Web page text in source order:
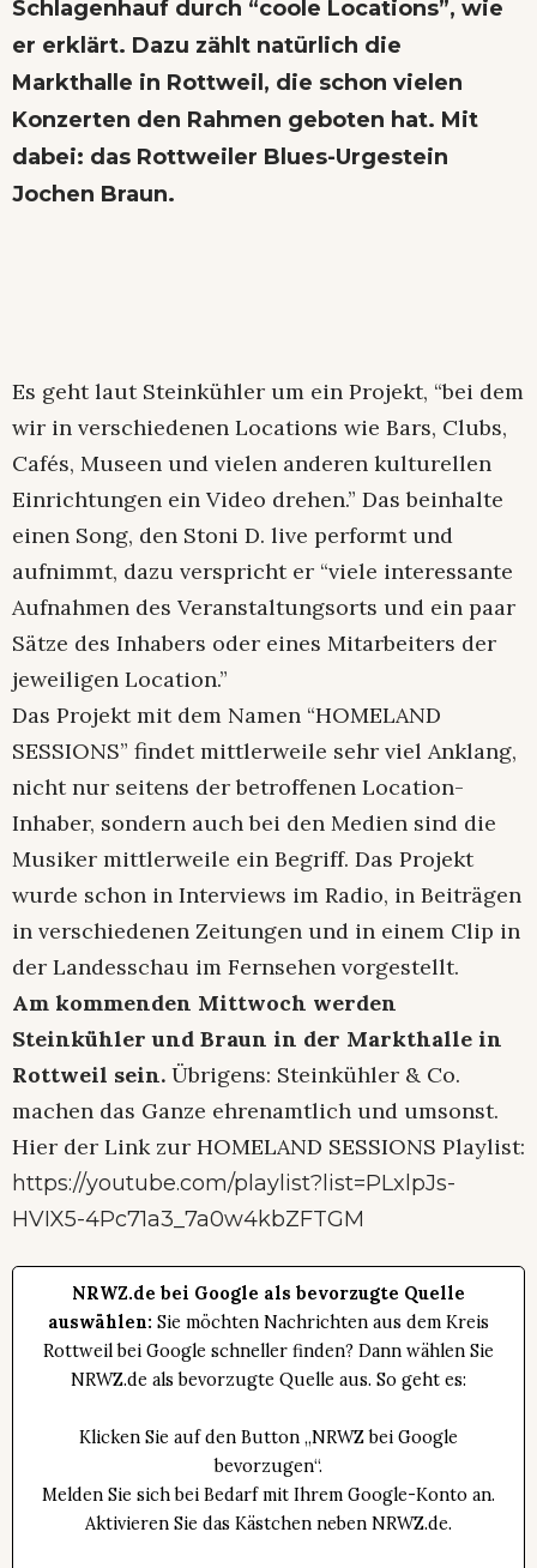
Schlagenhauf durch “coole Locations”, wie
er erklärt. Dazu zählt natürlich die
Markthalle in Rottweil, die schon vielen
Konzerten den Rahmen geboten hat. Mit
dabei: das Rottweiler Blues-Urgestein
Jochen Braun.
Es geht laut Steinkühler um ein Projekt, “bei dem
wir in verschiedenen Locations wie Bars, Clubs,
Cafés, Museen und vielen anderen kulturellen
Einrichtungen ein Video drehen.” Das beinhalte
einen Song, den Stoni D. live performt und
aufnimmt, dazu verspricht er “viele interessante
Aufnahmen des Veranstaltungsorts und ein paar
Sätze des Inhabers oder eines Mitarbeiters der
jeweiligen Location.”
Das Projekt mit dem Namen “HOMELAND
SESSIONS” findet mittlerweile sehr viel Anklang,
nicht nur seitens der betroffenen Location-
Inhaber, sondern auch bei den Medien sind die
Musiker mittlerweile ein Begriff. Das Projekt
wurde schon in Interviews im Radio, in Beiträgen
in verschiedenen Zeitungen und in einem Clip in
der Landesschau im Fernsehen vorgestellt.
Am kommenden Mittwoch werden
Steinkühler und Braun in der Markthalle in
Rottweil sein. Übrigens: Steinkühler & Co.
machen das Ganze ehrenamtlich und umsonst.
Hier der Link zur HOMELAND SESSIONS Playlist:
https://youtube.com/playlist?list=PLxlpJs-
HVIX5-4Pc71a3_7a0w4kbZFTGM
NRWZ.de bei Google als bevorzugte Quelle
auswählen: Sie möchten Nachrichten aus dem Kreis
Rottweil bei Google schneller finden? Dann wählen Sie
NRWZ.de als bevorzugte Quelle aus. So geht es:
Klicken Sie auf den Button „NRWZ bei Google
bevorzugen“.
Melden Sie sich bei Bedarf mit Ihrem Google-Konto an.
Aktivieren Sie das Kästchen neben NRWZ.de.